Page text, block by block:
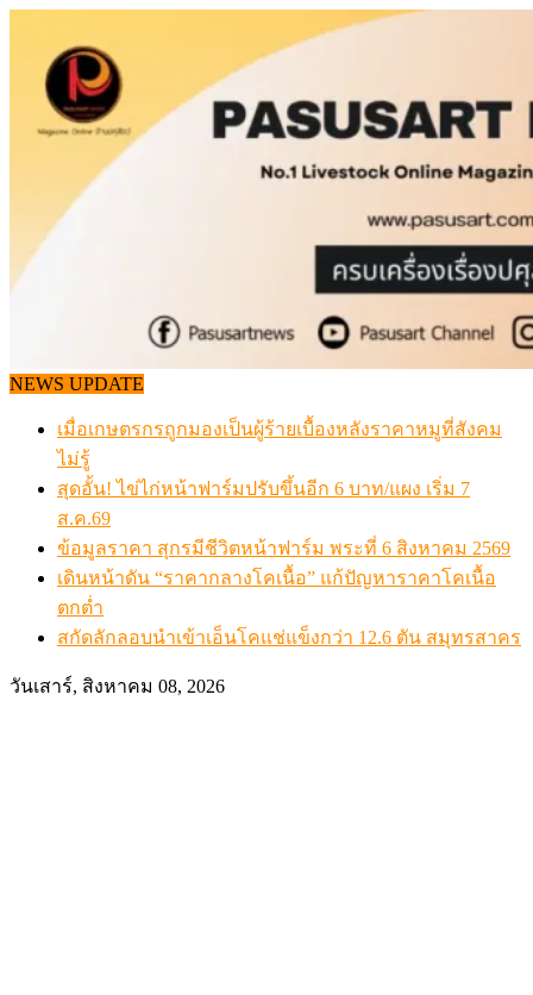
content
NEWS UPDATE
เมื่อเกษตรกรถูกมองเป็นผู้ร้ายเบื้องหลังราคาหมูที่สังคม
ไม่รู้
สุดอั้น! ไข่ไก่หน้าฟาร์มปรับขึ้นอีก 6 บาท/แผง เริ่ม 7
ส.ค.69
ข้อมูลราคา สุกรมีชีวิตหน้าฟาร์ม พระที่ 6 สิงหาคม 2569
เดินหน้าดัน “ราคากลางโคเนื้อ” แก้ปัญหาราคาโคเนื้อ
ตกต่ำ
สกัดลักลอบนำเข้าเอ็นโคแช่แข็งกว่า 12.6 ตัน สมุทรสาคร
วันเสาร์, สิงหาคม 08, 2026